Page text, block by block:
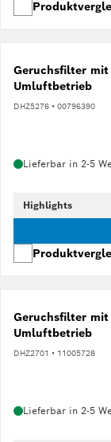
Geruchsfilter
Umluftbetrieb
DHZ5276 • 00796390
Lieferbar in 2-5
Highlights
Geruchsfilter
Umluftbetrieb
DHZ2701 • 11005728
Lieferbar in 2-5